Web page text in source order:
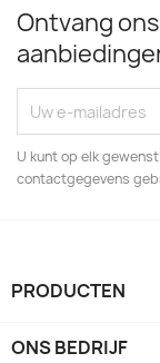
Ontvang
U kunt op elk
contactgegevens
PRODUCTEN
ONS BEDRIJF